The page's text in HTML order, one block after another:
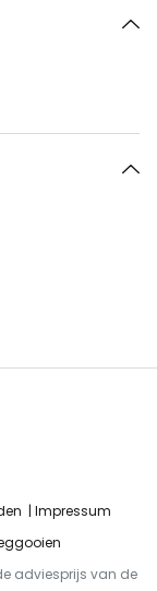
Impressum
adviesprijs van de